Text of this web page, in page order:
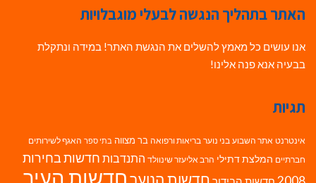
האתר בתהליך הנגשה לבעלי מוגבלויות
אנו עושים כל מאמץ להשלים את הנגשת האתר! במידה ונתקלת
בבעיה אנא פנה אלינו!
תגיות
אינטרנט אתר השבוע בני נוער בריאות ורפואה בר מצווה בתי ספר האגף לשירותים
חברתיים המלצת דתילי הרב אליעזר שינוולד התנדבות חדשות בחירות
חדשות העיר